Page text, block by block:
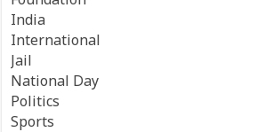
India
International
Jail
National Day
Politics
Sports